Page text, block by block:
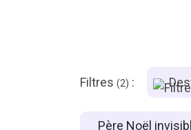
Filtres (2) :
Père Noël